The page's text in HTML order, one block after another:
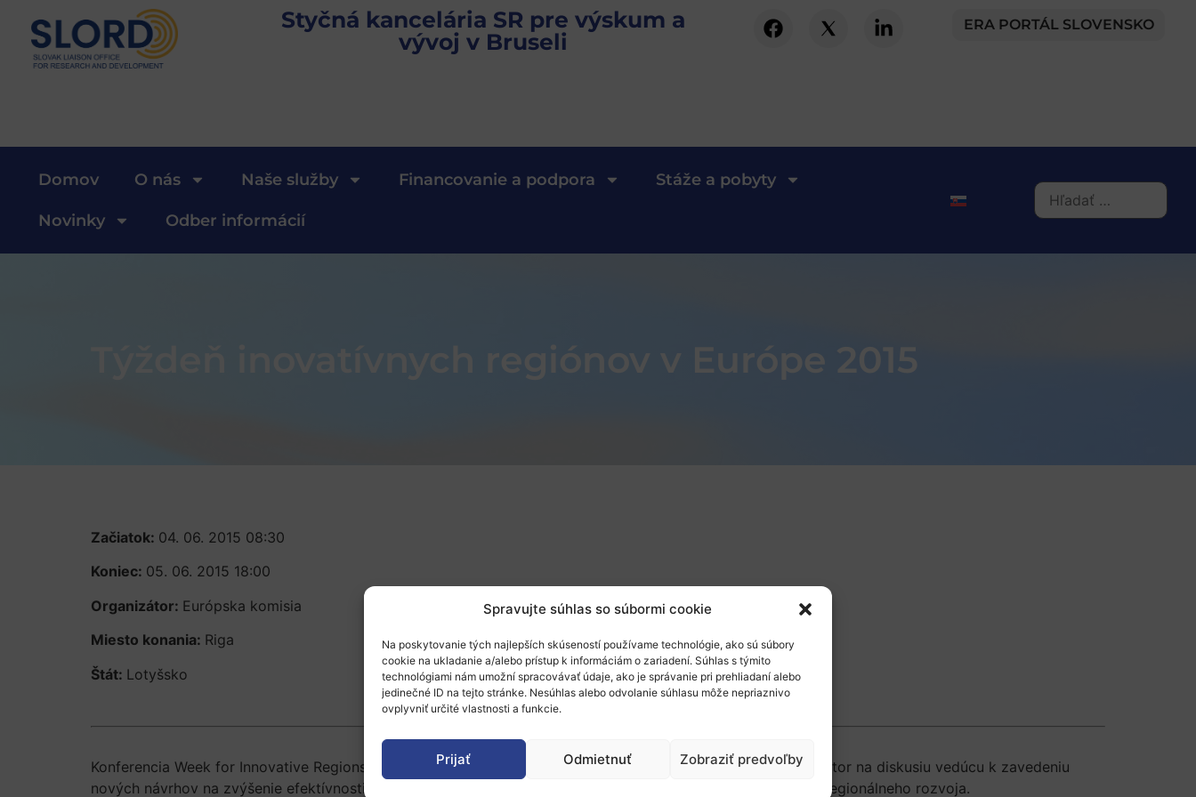
Spravujte súhlas so súbormi cookie
Na poskytovanie tých najlepších skúseností používame technológie, ako sú súbory
cookie na ukladanie a/alebo prístup k informáciám o zariadení. Súhlas s týmito
technológiami nám umožní spracovávať údaje, ako je správanie pri prehliadaní alebo
jedinečné ID na tejto stránke. Nesúhlas alebo odvolanie súhlasu môže nepriaznivo
ovplyvniť určité vlastnosti a funkcie.
Prijať Odmietnuť Zobraziť predvoľby
Styčná kancelária SR pre výskum a
vývoj v Bruseli
ERA PORTÁL SLOVENSKO
Domov O nás Naše služby Financovanie a podpora Stáže a pobyty
Novinky Odber informácií
Týždeň inovatívnych regiónov v Európe 2015
Začiatok: 04. 06. 2015 08:30
Koniec: 05. 06. 2015 18:00
Organizátor: Európska komisia
Miesto konania: Riga
Štát: Lotyšsko
Konferencia Week for Innovative Regions in Europe (WIRE) sa koná každoročne od roku 2010. Poskytuje priestor na diskusiu vedúcu k zavedeniu
nových návrhov na zvýšenie efektívnosti regiónálnej, národnej a európskej vlády, sledujúc dopad a podporu regionálneho rozvoja.